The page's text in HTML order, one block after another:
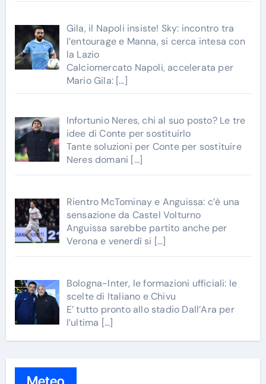
Gila, il Napoli insiste! Sky: incontro tra
l’entourage e Manna, si cerca intesa con
la Lazio
Calciomercato Napoli, accelerata per
Mario Gila: […]
Infortunio Neres, chi al suo posto? Le tre
idee di Conte per sostituirlo
Tante soluzioni per Conte per sostituire
Neres domani […]
Rientro McTominay e Anguissa: c’è una
sensazione da Castel Volturno
Anguissa sarebbe partito anche per
Verona e venerdì si […]
Bologna-Inter, le formazioni ufficiali: le
scelte di Italiano e Chivu
E’ tutto pronto allo stadio Dall’Ara per
l’ultima […]
Meteo